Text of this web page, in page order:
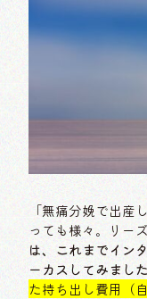
「無痛分娩で出
っても様々。リー
は、これまでイン
ーカスしてみました
た持ち出し費用（